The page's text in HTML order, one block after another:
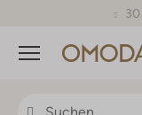
Menü